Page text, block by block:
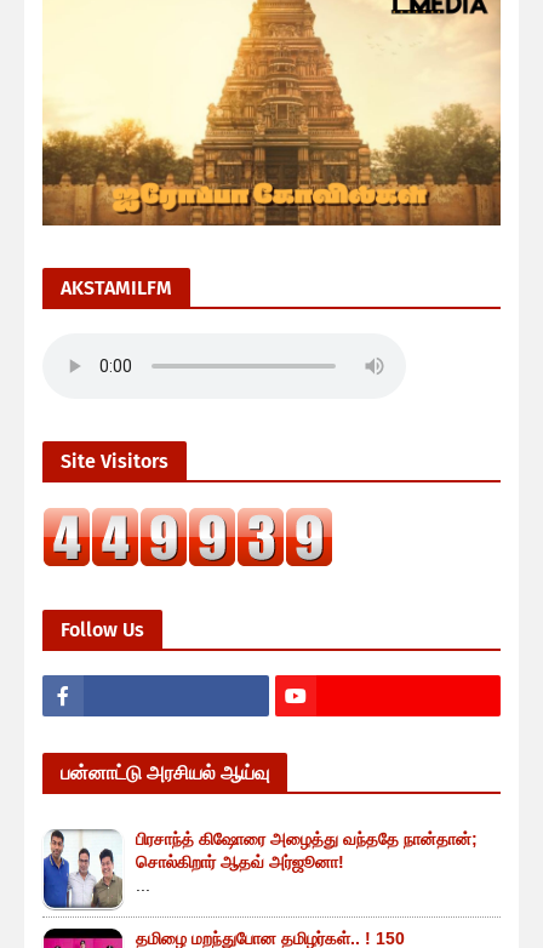
AKSTAMILFM
Site Visitors
Follow Us
பன்னாட்டு அரசியல் ஆய்வு
பிரசாந்த் கிஷோரை அழைத்து வந்ததே நான்தான்;
சொல்கிறார் ஆதவ் அர்ஜூனா!
தமிழை மறந்துபோன தமிழர்கள்.. ! 150